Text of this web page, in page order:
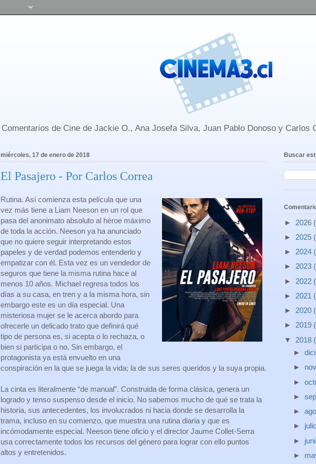
Comentarios de Cine de Jackie O., Ana Josefa Silva, Juan Pablo Donoso y Carlos
miércoles, 17 de enero de 2018
El Pasajero - Por Carlos Correa
Rutina. Así comienza esta película que una
vez más tiene a Liam Neeson en un rol que
pasa del anonimato absoluto al héroe máximo
de toda la acción. Neeson ya ha anunciado
que no quiere seguir interpretando estos
papeles y de verdad podemos entenderlo y
empatizar con él. Esta vez es un vendedor de
seguros que tiene la misma rutina hace al
menos 10 años. Michael regresa todos los
días a su casa, en tren y a la misma hora, sin
embargo este es un día especial. Una
misteriosa mujer se le acerca abordo para
ofrecerle un delicado trato que definirá qué
tipo de persona es, si acepta o lo rechaza, o
bien si participa o no. Sin embargo, el
protagonista ya está envuelto en una
conspiración en la que se juega la vida; la de sus seres queridos y la suya propia.
La cinta es literalmente “de manual”. Construida de forma clásica, genera un
logrado y tenso suspenso desde el inicio. No sabemos mucho de qué se trata la
historia, sus antecedentes, los involucrados ni hacia donde se desarrolla la
trama, incluso en su comienzo, que muestra una rutina diaria y que es
incómodamente especial. Neeson tiene oficio y el director Jaume Collet-Serra
usa correctamente todos los recursos del género para lograr con ello puntos
altos y entretenidos.
Buscar
► 2026
► 2025
► 2024
► 2023
► 2022
► 2021
► 2020
► 2019
▼ 2018
►
►
►
►
►
►
►
►